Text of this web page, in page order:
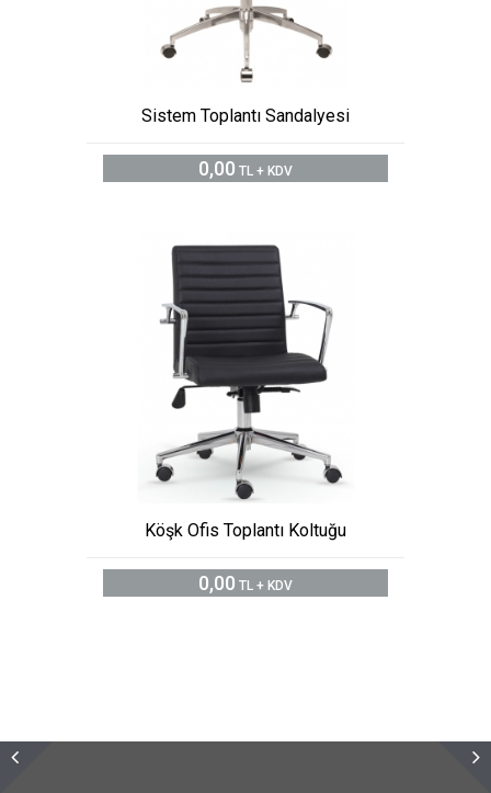
Sistem Toplantı Sandalyesi
0,00 TL + KDV
Köşk Ofis Toplantı Koltuğu
0,00 TL + KDV